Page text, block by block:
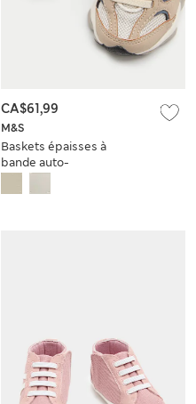
M&S
Baskets épaisses à
bande auto-
agrippante (du 15 au
20,5)
CA$61,99